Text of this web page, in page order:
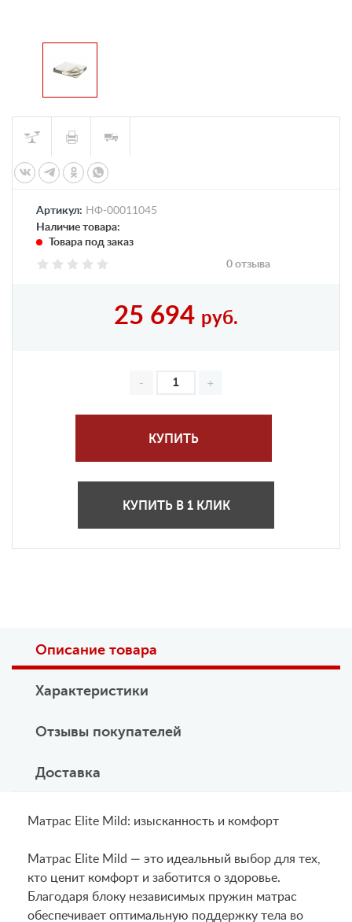
Артикул: НФ-00011045
Наличие товара:
Товара под заказ
0 отзыва
25 694 руб.
КУПИТЬ
КУПИТЬ В 1 КЛИК
Описание товара
Характеристики
Отзывы покупателей
Доставка
Матрас Elite Mild: изысканность и комфорт
Матрас Elite Mild — это идеальный выбор для тех,
кто ценит комфорт и заботится о здоровье.
Благодаря блоку независимых пружин матрас
обеспечивает оптимальную поддержку тела во